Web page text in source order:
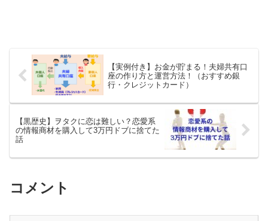
【実例付き】お金が貯まる！夫婦共有口
座の作り方と運営方法！（おすすめ銀
行・クレジットカード）
【黒歴史】ヲタクに恋は難しい？恋愛系
の情報商材を購入して3万円ドブに捨てた
話
コメント